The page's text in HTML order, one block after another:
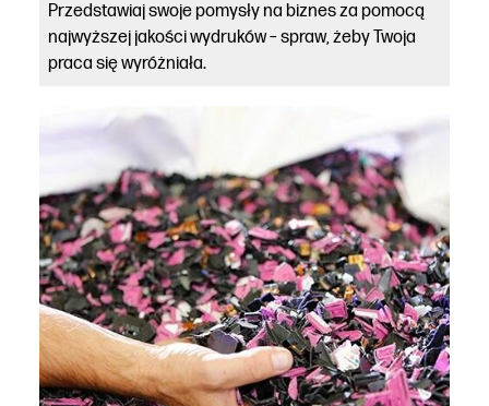
Przedstawiaj swoje pomysły na biznes za pomocą
najwyższej jakości wydruków – spraw, żeby Twoja
praca się wyróżniała.